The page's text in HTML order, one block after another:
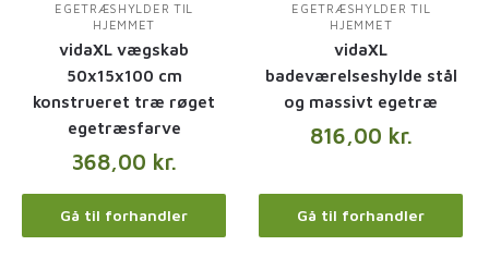
EGETRÆSHYLDER TIL
HJEMMET
vidaXL vægskab
50x15x100 cm
konstrueret træ røget
egetræsfarve
368,00 kr.
Gå til forhandler
EGETRÆSHYLDER TIL
HJEMMET
vidaXL
badeværelseshylde stål
og massivt egetræ
816,00 kr.
Gå til forhandler